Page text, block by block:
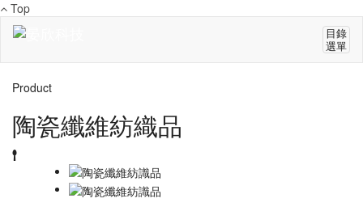
Top
目錄
選單
Product
陶瓷纖維紡織品